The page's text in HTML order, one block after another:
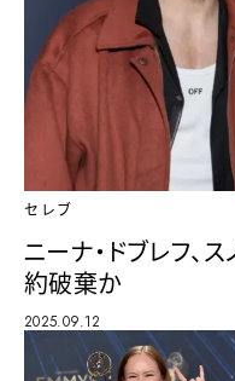
セレブ
ニーナ・ドブレフ、
約破棄か
2025.09.12